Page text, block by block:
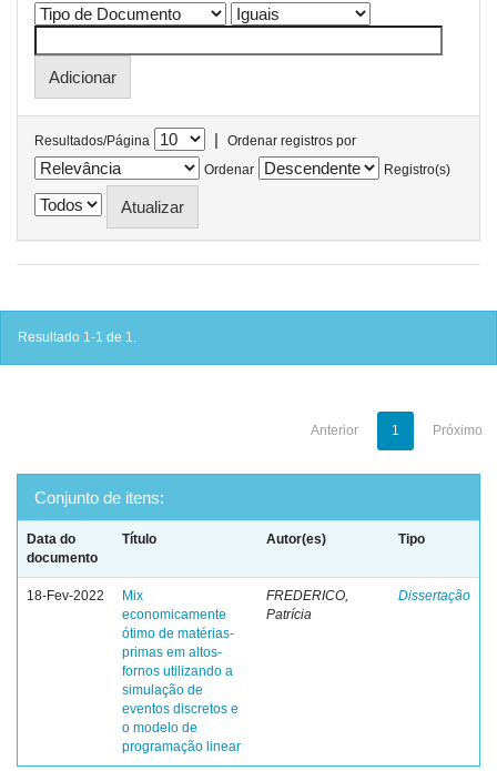
Resultados/Página |
Ordenar registros por
Ordenar
Registro(s)
Resultado 1-1 de 1.
Anterior 1 Próximo
Conjunto de itens:
Data do
documento
Título Autor(es) Tipo
18-Fev-2022
Mix
economicamente
ótimo de matérias-
primas em altos-
fornos utilizando a
simulação de
eventos discretos e
o modelo de
programação linear
FREDERICO,
Patrícia
Dissertação